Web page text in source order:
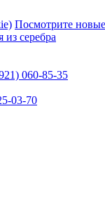
Посмотрите
060-85-35
03-70